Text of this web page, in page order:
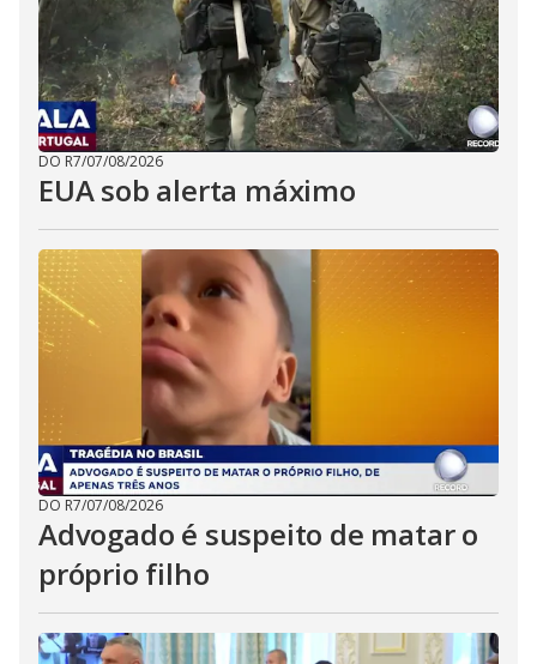
DO R7/07/08/2026
EUA sob alerta máximo
DO R7/07/08/2026
Advogado é suspeito de matar o
próprio filho